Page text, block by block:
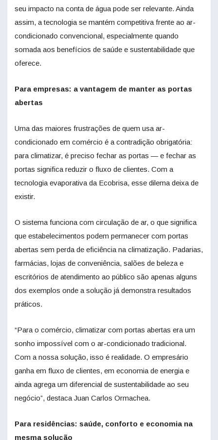
seu impacto na conta de água pode ser relevante. Ainda
assim, a tecnologia se mantém competitiva frente ao ar-
condicionado convencional, especialmente quando
somada aos benefícios de saúde e sustentabilidade que
oferece.
Para empresas: a vantagem de manter as portas
abertas
Uma das maiores frustrações de quem usa ar-
condicionado em comércio é a contradição obrigatória:
para climatizar, é preciso fechar as portas — e fechar as
portas significa reduzir o fluxo de clientes. Com a
tecnologia evaporativa da Ecobrisa, esse dilema deixa de
existir.
O sistema funciona com circulação de ar, o que significa
que estabelecimentos podem permanecer com portas
abertas sem perda de eficiência na climatização. Padarias,
farmácias, lojas de conveniência, salões de beleza e
escritórios de atendimento ao público são apenas alguns
dos exemplos onde a solução já demonstra resultados
práticos.
“Para o comércio, climatizar com portas abertas era um
sonho impossível com o ar-condicionado tradicional.
Com a nossa solução, isso é realidade. O empresário
ganha em fluxo de clientes, em economia de energia e
ainda agrega um diferencial de sustentabilidade ao seu
negócio”, destaca Juan Carlos Ormachea.
Para residências: saúde, conforto e economia na
mesma solução